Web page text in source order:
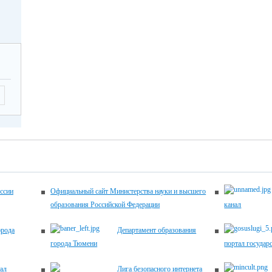
Александровна,
заместитель
Официальный сайт Министерства науки и высшего
образования Российской Федерации
канал
Департамент образования
города Тюмени
портал
Лига безопасного интернета